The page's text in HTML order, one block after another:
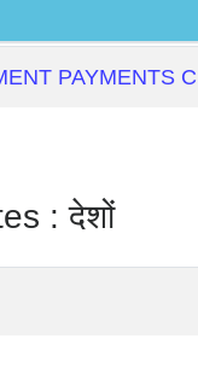
PAYMENTS C
: देशों